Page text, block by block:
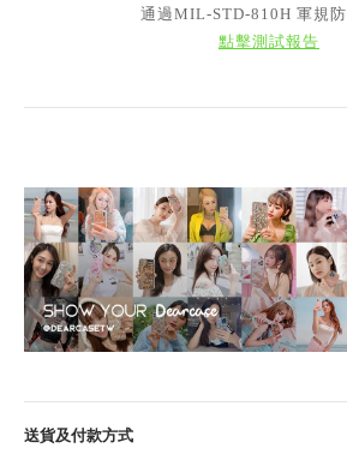
通過MIL-STD-810H 軍規
點擊測試報告
送貨及付款方式